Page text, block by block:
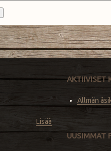
Lisää
AKTIIVISET
Allmän
UUSIMMAT